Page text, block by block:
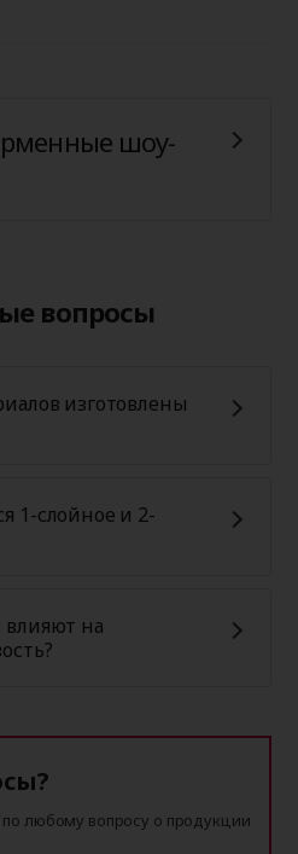
шоу-
вопросы
изготовлены
1-слойное и 2-
влияют на
любому вопросу о продукции